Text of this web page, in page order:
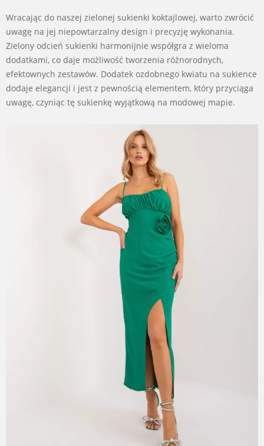
Wracając do naszej zielonej sukienki koktajlowej, warto zwrócić
uwagę na jej niepowtarzalny design i precyzję wykonania.
Zielony odcień sukienki harmonijnie współgra z wieloma
dodatkami, co daje możliwość tworzenia różnorodnych,
efektownych zestawów. Dodatek ozdobnego kwiatu na sukience
dodaje elegancji i jest z pewnością elementem, który przyciąga
uwagę, czyniąc tę sukienkę wyjątkową na modowej mapie.